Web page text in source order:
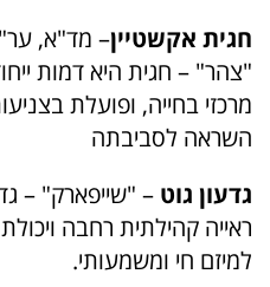
חגית אקשטיין– מד"א,
"צהר" – חגית היא דמות
מרכזי בחייה, ופועלת
השראה לסביבתה
גדעון גוט – "שייפארק" –
ראייה קהילתית רחבה
למיזם חי ומשמעותי.